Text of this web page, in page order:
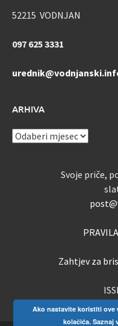
52215 VODNJAN
097 625 3331
ARHIVA
ARHIVA
Svoje priče,
Zahtjev za
Ako nastavite koristiti ove
kolačića. Saznaj